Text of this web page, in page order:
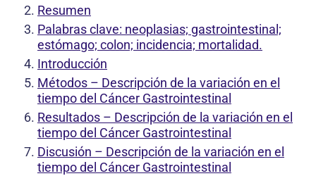
Resumen
Palabras clave: neoplasias; gastrointestinal;
estómago; colon; incidencia; mortalidad.
Introducción
Métodos – Descripción de la variación en el
tiempo del Cáncer Gastrointestinal
Resultados – Descripción de la variación en el
tiempo del Cáncer Gastrointestinal
Discusión – Descripción de la variación en el
tiempo del Cáncer Gastrointestinal